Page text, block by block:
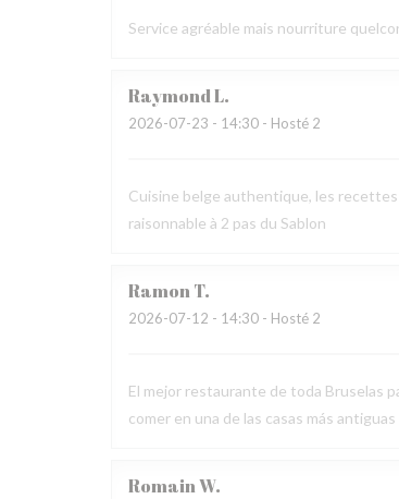
Service agréable mais nourriture
RaymondL
2026-07-23 - 14:30 - Hosté 2
Cuisine belge authentique, les
raisonnable à 2 pas du Sablon
RamonT
2026-07-12 - 14:30 - Hosté 2
El mejor restaurante de toda Bruselas
comer en una de las casas más
RomainW